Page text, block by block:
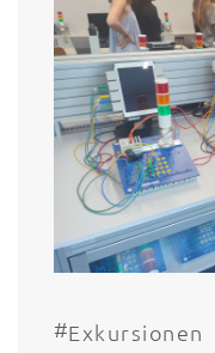
#Exkursionen